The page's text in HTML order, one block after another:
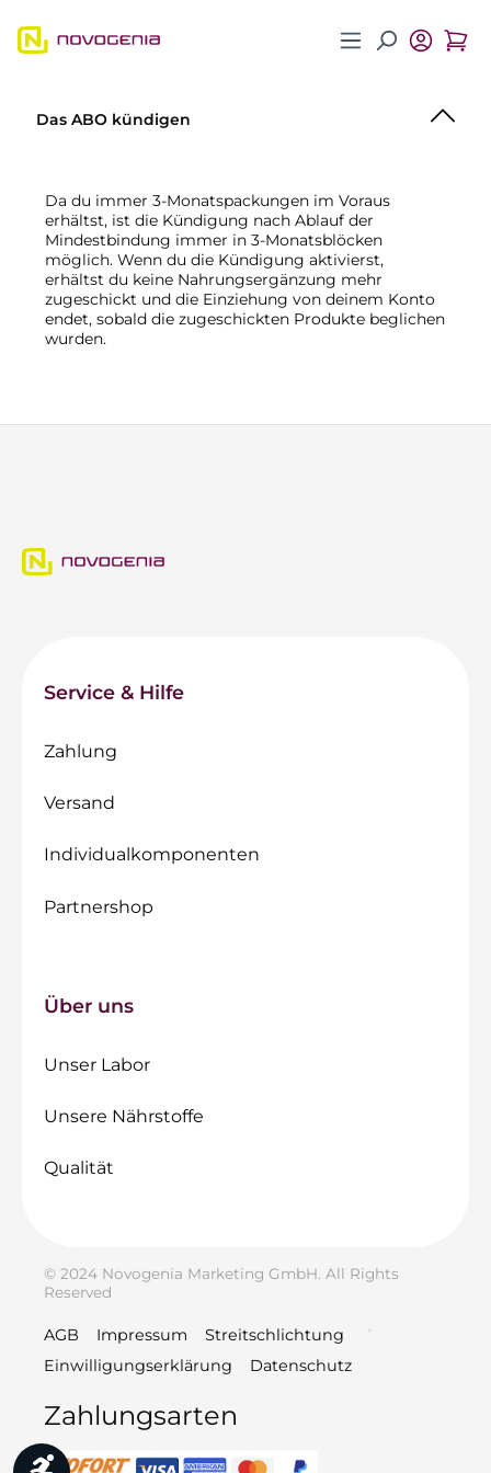
Zum Hauptinhalt springen
Das ABO kündigen
Da du immer 3-Monatspackungen im Voraus
erhältst, ist die Kündigung nach Ablauf der
Mindestbindung immer in 3-Monatsblöcken
möglich. Wenn du die Kündigung aktivierst,
erhältst du keine Nahrungsergänzung mehr
zugeschickt und die Einziehung von deinem Konto
endet, sobald die zugeschickten Produkte beglichen
wurden.
Service & Hilfe
Zahlung
Versand
Individualkomponenten
Partnershop
Über uns
Unser Labor
Unsere Nährstoffe
Qualität
© 2024 Novogenia Marketing GmbH. All Rights
Reserved
AGB Impressum
Streitschlichtung
Einwilligungserklärung
Datenschutz
Zahlungsarten
Werkzeugleiste anzeigen